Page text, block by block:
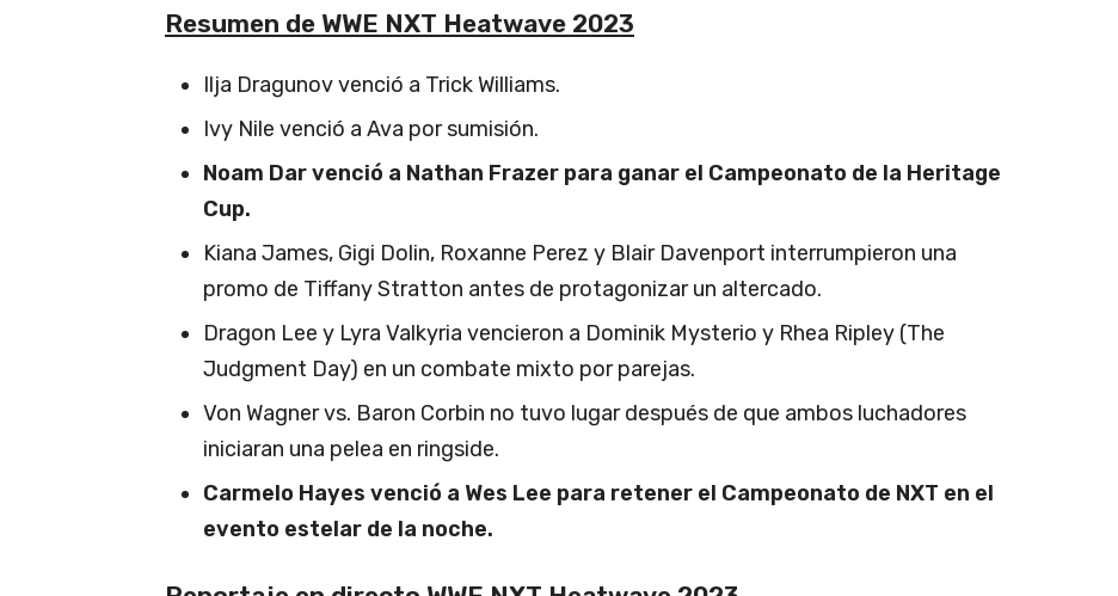
Resumen de WWE NXT Heatwave 2023
Ilja Dragunov venció a Trick Williams.
Ivy Nile venció a Ava por sumisión.
Noam Dar venció a Nathan Frazer para ganar el Campeonato de la Heritage
Cup.
Kiana James, Gigi Dolin, Roxanne Perez y Blair Davenport interrumpieron una
promo de Tiffany Stratton antes de protagonizar un altercado.
Dragon Lee y Lyra Valkyria vencieron a Dominik Mysterio y Rhea Ripley (The
Judgment Day) en un combate mixto por parejas.
Von Wagner vs. Baron Corbin no tuvo lugar después de que ambos luchadores
iniciaran una pelea en ringside.
Carmelo Hayes venció a Wes Lee para retener el Campeonato de NXT en el
evento estelar de la noche.